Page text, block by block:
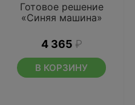
Готовое решение
«Синяя машина»
4 365 ₽
В КОРЗИНУ